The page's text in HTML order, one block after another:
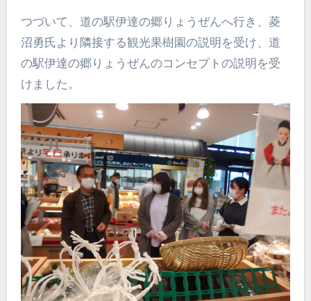
つづいて、道の駅伊達の郷りょうぜんへ行き、菱
沼勇氏より隣接する観光果樹園の説明を受け、道
の駅伊達の郷りょうぜんのコンセプトの説明を受
けました。